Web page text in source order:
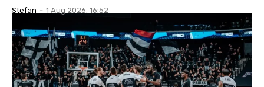
Stefan - 1 Aug 2026. 16:52